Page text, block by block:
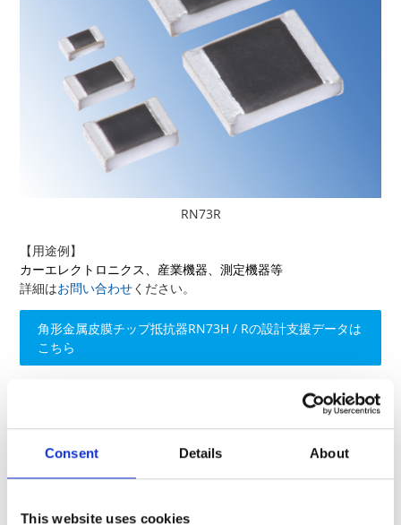
Consent Details About
This website uses cookies
RN73R
【用途例】
カーエレクトロニクス、産業機器、測定機器等
詳細はお問い合わせください。
角形金属皮膜チップ抵抗器RN73H / Rの設計支援データは
こちら
端子部
(°C)
RN73H 1E
RN73R 1E
1.6×0.8
0.125
RN73H 2A
2.0×1.25